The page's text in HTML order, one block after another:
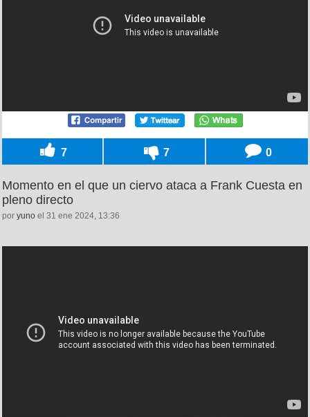
7 7 0
Momento en el que un ciervo ataca a Frank Cuesta en
pleno directo
por yuno el 31 ene 2024, 13:36